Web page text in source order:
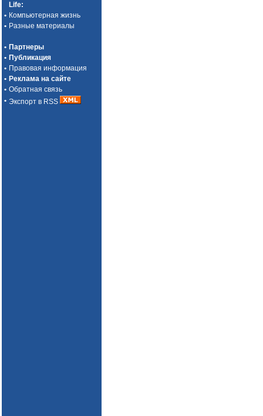
Life:
• Компьютерная жизнь
• Разные материалы
• Партнеры
• Публикация
• Правовая информация
• Реклама на сайте
• Обратная связь
• Экспорт в RSS